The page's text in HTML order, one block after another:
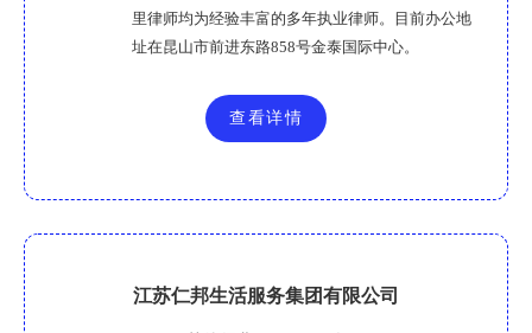
里律师均为经验丰富的多年执业律师。目前办公地
址在昆山市前进东路858号金泰国际中心。
查看详情
江苏仁邦生活服务集团有限公司